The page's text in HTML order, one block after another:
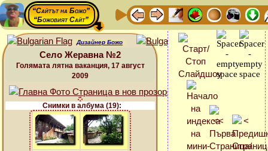
“Сайтът на Божо”
“Божовият Сайт”
Дизайнер Божо
Село Жеравна №2
Голямата лятна ваканция, 17 август
2009
Снимки в албума (19):